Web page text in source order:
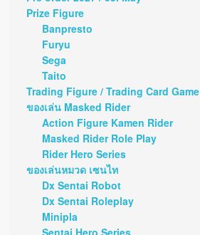
Prize Figure
Banpresto
Furyu
Sega
Taito
Trading Figure / Trading Card Game
ของเล่น Masked Rider
Action Figure Kamen Rider
Masked Rider Role Play
Rider Hero Series
ของเล่นหมวด เซนไท
Dx Sentai Robot
Dx Sentai Roleplay
Minipla